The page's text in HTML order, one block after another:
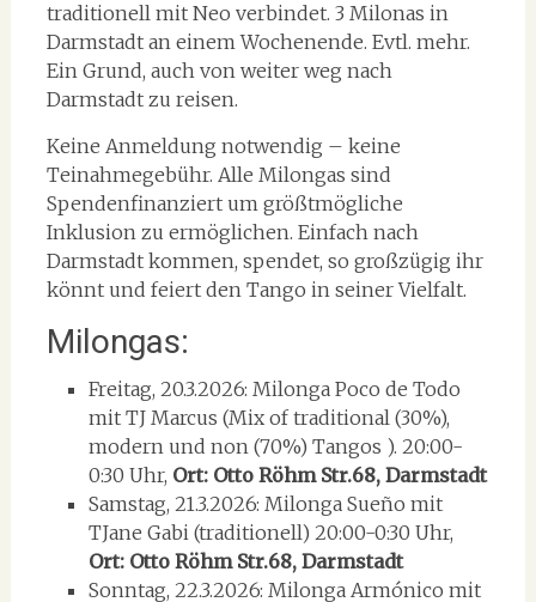
traditionell mit Neo verbindet. 3 Milonas in
Darmstadt an einem Wochenende. Evtl. mehr.
Ein Grund, auch von weiter weg nach
Darmstadt zu reisen.
Keine Anmeldung notwendig – keine
Teinahmegebühr. Alle Milongas sind
Spendenfinanziert um größtmögliche
Inklusion zu ermöglichen. Einfach nach
Darmstadt kommen, spendet, so großzügig ihr
könnt und feiert den Tango in seiner Vielfalt.
Milongas:
Freitag, 20.3.2026: Milonga Poco de Todo
mit TJ Marcus (Mix of traditional (30%),
modern und non (70%) Tangos ). 20:00-
0:30 Uhr, Ort: Otto Röhm Str.68, Darmstadt
Samstag, 21.3.2026: Milonga Sueño mit
TJane Gabi (traditionell) 20:00-0:30 Uhr,
Ort: Otto Röhm Str.68, Darmstadt
Sonntag, 22.3.2026: Milonga Armónico mit